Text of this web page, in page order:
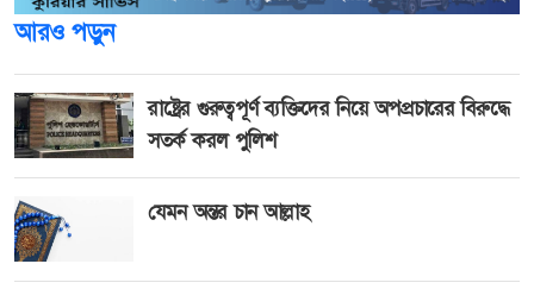
আরও পড়ুন
রাষ্ট্রের গুরুত্বপূর্ণ ব্যক্তিদের নিয়ে অপপ্রচারের বিরুদ্ধে
সতর্ক করল পুলিশ
যেমন অন্তর চান আল্লাহ